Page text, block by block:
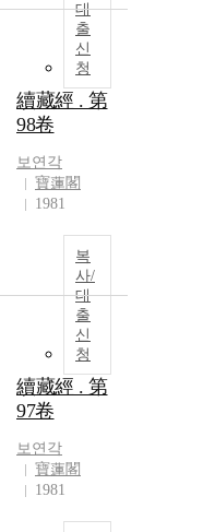
대
출
신
청
續藏經 . 第
98卷
보연각
寶蓮閣
1981
복
사/
대
출
신
청
續藏經 . 第
97卷
보연각
寶蓮閣
1981